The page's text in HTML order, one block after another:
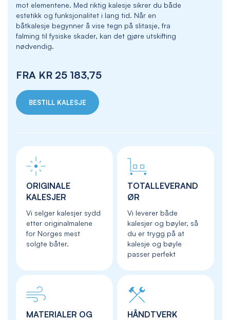
mot elementene. Med riktig kalesje sikrer du både
estetikk og funksjonalitet i lang tid. Når en
båtkalesje begynner å vise tegn på slitasje, fra
falming til fysiske skader, kan det gjøre utskifting
nødvendig.
FRA KR 25 183,75
BESTILL KALESJE
ORIGINALE
KALESJER
Vi selger kalesjer sydd
etter originalmalene
for Norges mest
solgte båter.
TOTALLEVERAND
ØR
Vi leverer både
kalesjer og bøyler, så
du er trygg på at
kalesje og bøyle
passer perfekt
MATERIALER OG
HÅNDTVERK
images
gallery